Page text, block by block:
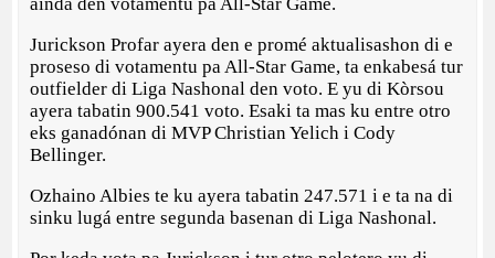
Jurickson Profar ayera den e promé aktualisashon di e
proseso di votamentu pa All-Star Game, ta enkabesá tur
outfielder di Liga Nashonal den voto. E yu di Kòrsou
ayera tabatin 900.541 voto. Esaki ta mas ku entre otro
eks ganadónan di MVP Christian Yelich i Cody
Bellinger.
Ozhaino Albies te ku ayera tabatin 247.571 i e ta na di
sinku lugá entre segunda basenan di Liga Nashonal.